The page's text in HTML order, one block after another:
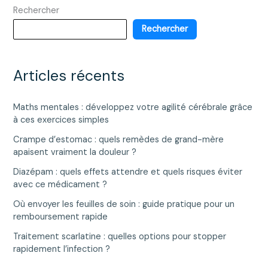
il
de
marqueur
hépatique
Rechercher
Rechercher
Articles récents
Maths mentales : développez votre agilité cérébrale grâce
à ces exercices simples
Crampe d’estomac : quels remèdes de grand-mère
apaisent vraiment la douleur ?
Diazépam : quels effets attendre et quels risques éviter
avec ce médicament ?
Où envoyer les feuilles de soin : guide pratique pour un
remboursement rapide
Traitement scarlatine : quelles options pour stopper
rapidement l’infection ?